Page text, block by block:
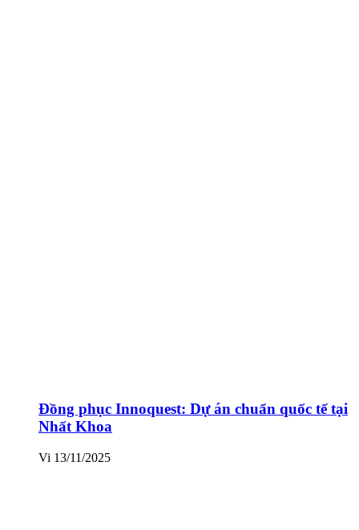
Đồng phục Innoquest: Dự án chuẩn quốc tế tại
Nhất Khoa
Vi 13/11/2025